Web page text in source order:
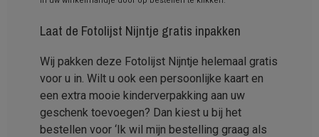
Laat de Fotolijst Nijntje gratis inpakken
Wij pakken deze Fotolijst Nijntje helemaal gratis
voor u in. Wilt u ook een persoonlijke kaart en
een extra mooie kinderverpakking aan uw
geschenk toevoegen? Dan kiest u bij het
bestellen voor ‘Ik wil mijn bestelling graag als